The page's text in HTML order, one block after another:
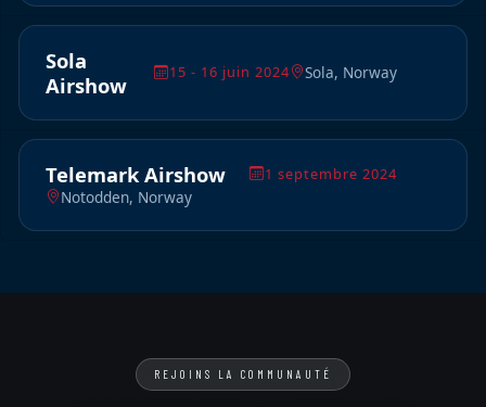
15 - 16 juin 2024
Sola
Airshow
Sola, Norway
1 septembre 2024
Telemark Airshow
Notodden, Norway
REJOINS LA COMMUNAUTÉ